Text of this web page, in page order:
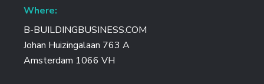
Where:
B-BUILDINGBUSINESS.COM
Johan Huizingalaan 763 A
Amsterdam 1066 VH